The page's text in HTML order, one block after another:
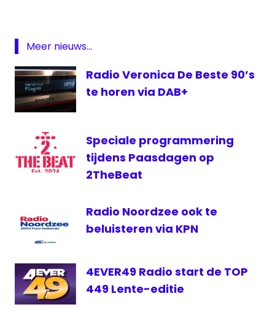
lokale
omroep
OLON
Vlaardingen
Meer nieuws...
Radio Veronica De Beste 90’s
te horen via DAB+
Speciale programmering
tijdens Paasdagen op
2TheBeat
Radio Noordzee ook te
beluisteren via KPN
4EVER49 Radio start de TOP
449 Lente-editie